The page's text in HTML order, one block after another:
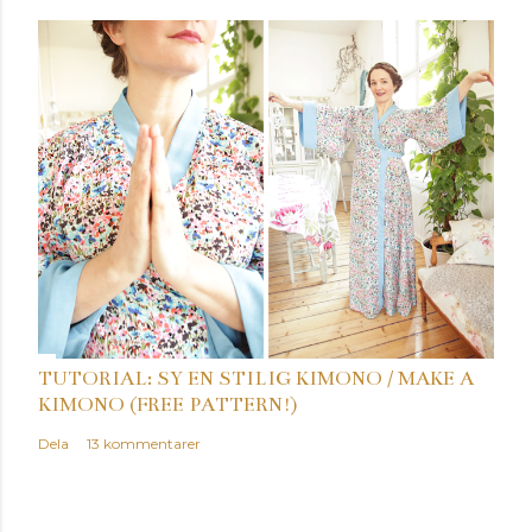
r
TUTORIAL: SY EN STILIG KIMONO / MAKE A
KIMONO (FREE PATTERN!)
Dela 13 kommentarer